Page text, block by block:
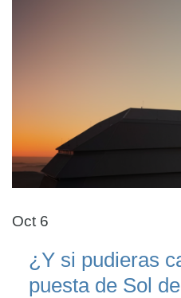
Oct 6
¿Y si pudieras
puesta de Sol